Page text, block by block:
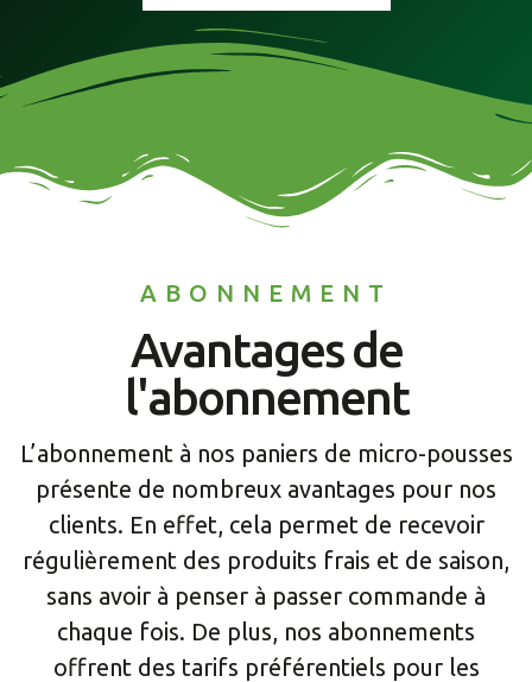
ABONNEMENT
Avantages de
l'abonnement
L’abonnement à nos paniers de micro-pousses
présente de nombreux avantages pour nos
clients. En effet, cela permet de recevoir
régulièrement des produits frais et de saison,
sans avoir à penser à passer commande à
chaque fois. De plus, nos abonnements
offrent des tarifs préférentiels pour les